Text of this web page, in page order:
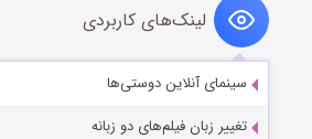
لینک‌های کاربردی
سینمای آنلاین دوستی‌ها
تغییر زبان فیلم‌های دو زبانه